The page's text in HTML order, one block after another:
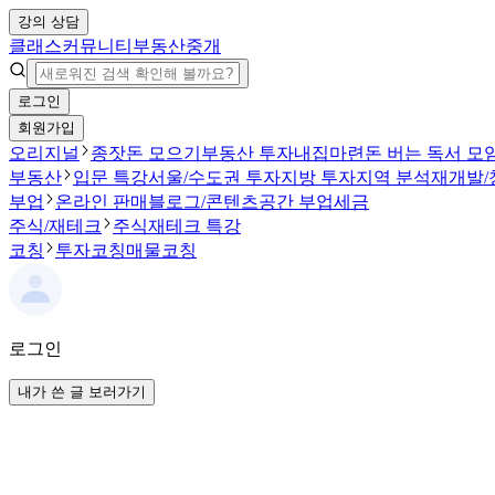
강의 상담
클래스커뮤니티 부동산중개
로그인
회원가입
오리지널 종잣돈 모으기 부동산 투자내집마련 돈 버는 독서 모
부동산
입문 특강서울/수도권 투자지방 투자지역 분석재개발/
부업
온라인 판매 블로그/콘텐츠공간 부업세금
주식/재테크
주식재테크 특강
코칭
투자코칭매물코칭
로그인
내가 쓴 글 보러가기